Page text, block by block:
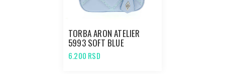
TORBA ARON ATELIER
5993 SOFT BLUE
6.200 RSD